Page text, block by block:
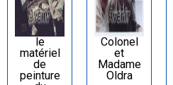
le
matériel
de
peinture
Colonel
et
Madame
Oldra